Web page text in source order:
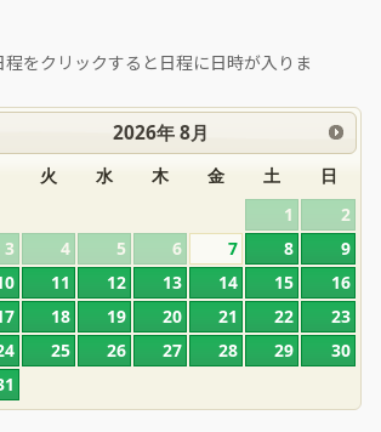
をクリックすると日程に日時が入りま
2026年8月
火 水 木 金 土
日
1
2
3
4 5 6 7 8
9
11 12 13 14 15
16
18 19 20 21 22
23
25 26 27 28 29
30